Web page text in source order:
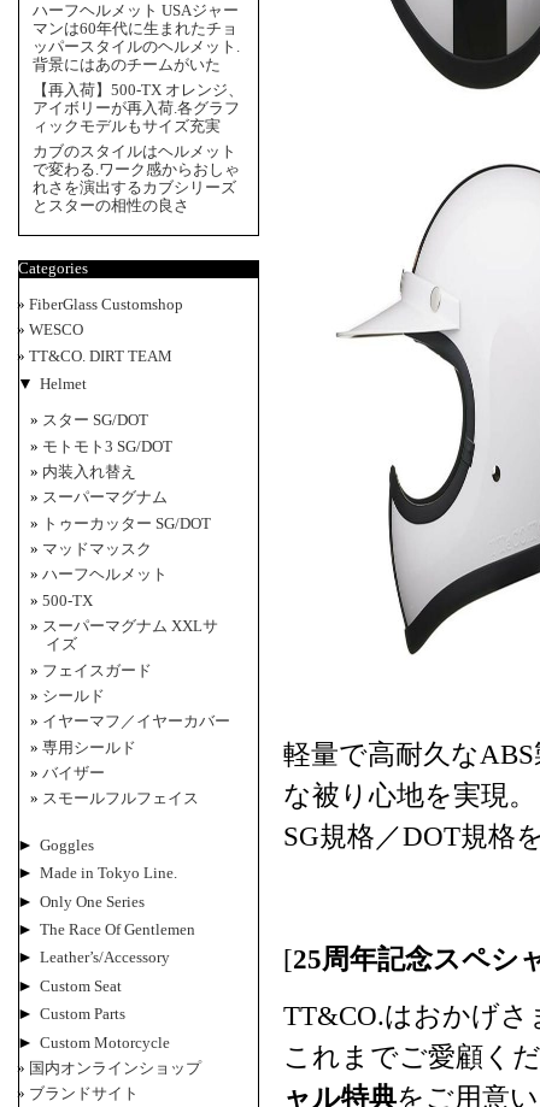
ハーフヘルメット USAジャー
マンは60年代に生まれたチョ
ッパースタイルのヘルメット.
背景にはあのチームがいた
【再入荷】500-TX オレンジ、
アイボリーが再入荷.各グラフ
ィックモデルもサイズ充実
カブのスタイルはヘルメット
で変わる.ワーク感からおしゃ
れさを演出するカブシリーズ
とスターの相性の良さ
Categories
FiberGlass Customshop
WESCO
TT&CO. DIRT TEAM
▼ Helmet
スター SG/DOT
モトモト3 SG/DOT
内装入れ替え
スーパーマグナム
トゥーカッター SG/DOT
マッドマッスク
ハーフヘルメット
500-TX
スーパーマグナム XXLサ
イズ
フェイスガード
シールド
イヤーマフ／イヤーカバー
専用シールド
バイザー
スモールフルフェイス
► Goggles
► Made in Tokyo Line.
► Only One Series
► The Race Of Gentlemen
► Leather’s/Accessory
► Custom Seat
► Custom Parts
► Custom Motorcycle
国内オンラインショップ
ブランドサイト
軽量で高耐久な
な被り心地を実現。
SG規格／DOT規格
[25周年記念スペシ
TT&CO.はおかげさ
これまでご愛顧く
ャル特典をご用意